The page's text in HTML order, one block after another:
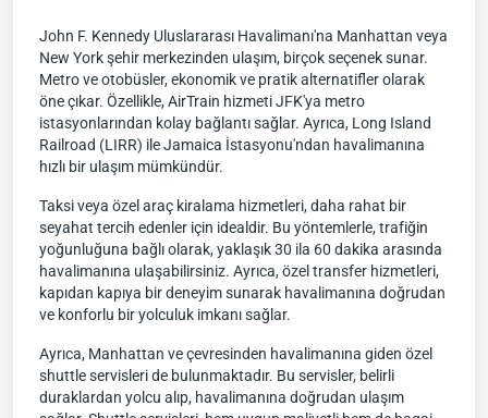
John F. Kennedy Uluslararası Havalimanı'na Manhattan veya
New York şehir merkezinden ulaşım, birçok seçenek sunar.
Metro ve otobüsler, ekonomik ve pratik alternatifler olarak
öne çıkar. Özellikle, AirTrain hizmeti JFK'ya metro
istasyonlarından kolay bağlantı sağlar. Ayrıca, Long Island
Railroad (LIRR) ile Jamaica İstasyonu'ndan havalimanına
hızlı bir ulaşım mümkündür.
Taksi veya özel araç kiralama hizmetleri, daha rahat bir
seyahat tercih edenler için idealdir. Bu yöntemlerle, trafiğin
yoğunluğuna bağlı olarak, yaklaşık 30 ila 60 dakika arasında
havalimanına ulaşabilirsiniz. Ayrıca, özel transfer hizmetleri,
kapıdan kapıya bir deneyim sunarak havalimanına doğrudan
ve konforlu bir yolculuk imkanı sağlar.
Ayrıca, Manhattan ve çevresinden havalimanına giden özel
shuttle servisleri de bulunmaktadır. Bu servisler, belirli
duraklardan yolcu alıp, havalimanına doğrudan ulaşım